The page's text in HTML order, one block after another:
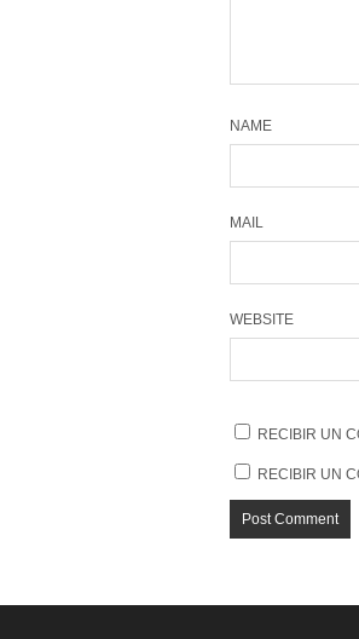
NAME
MAIL
WEBSITE
RECIBIR UN
RECIBIR UN